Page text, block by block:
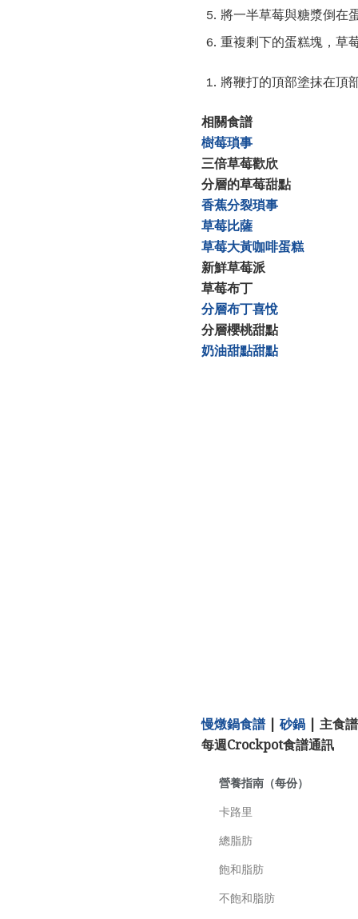
將一半草莓與糖漿倒在
重複剩下的蛋糕塊，草
將鞭打的頂部塗抹在頂
相關食譜
樹莓瑣事
三倍草莓歡欣
分層的草莓甜點
香蕉分裂瑣事
草莓比薩
草莓大黃咖啡蛋糕
新鮮草莓派
草莓布丁
分層布丁喜悅
分層櫻桃甜點
奶油甜點甜點
慢燉鍋食譜| 砂鍋
主食
每週Crockpot食譜通訊
營養指南（每份）
卡路里
總脂肪
飽和脂肪
不飽和脂肪